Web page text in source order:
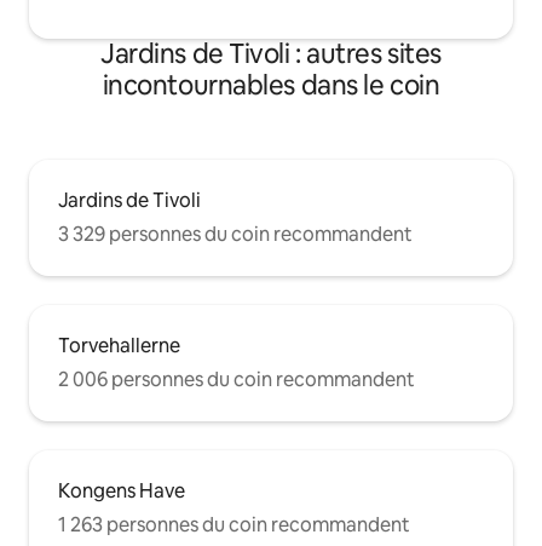
Jardins de Tivoli : autres sites
incontournables dans le coin
Jardins de Tivoli
3 329 personnes du coin recommandent
Torvehallerne
2 006 personnes du coin recommandent
Kongens Have
1 263 personnes du coin recommandent